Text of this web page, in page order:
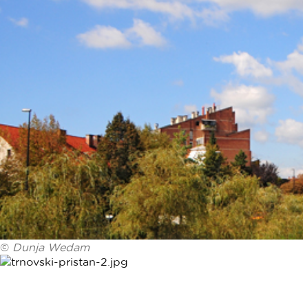
© Dunja Wedam